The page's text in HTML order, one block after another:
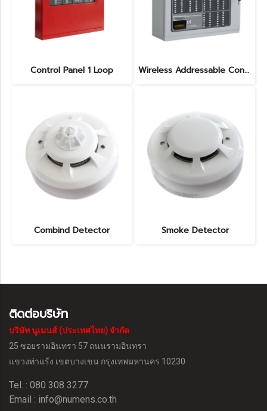
Control Panel 1 Loop Wireless Addressable Control Panel 2 Loop
Combind Detector Smoke Detector
ติดต่อบริษัท
บริษัท นูเมนส์ (ประเทศไทย) จำกัด
25 ซอยรามอินทรา 57 ถนนรามอินทรา
แขวงท่าแร้ง เขตบางเขน กรุงเทพมหานคร 10230
Tel. : 080 308 3277
Email : info@numens.co.th